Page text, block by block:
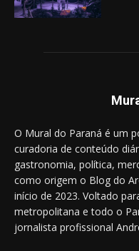
O Mural do Paraná é um
curadoria de conteúdo
gastronomia, política,
como origem o Blog do
início de 2023. Voltado
metropolitana e todo o
jornalista profissional